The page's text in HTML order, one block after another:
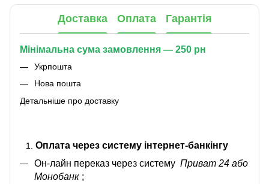
Доставка Оплата Гарантія
Мінімальна сума замовлення — 250 рн
Укрпошта
Нова пошта
Детальніше про доставку
Оплата через систему інтернет-банкінгу
Он-лайн переказ через систему Приват 24 або
Монобанк ;